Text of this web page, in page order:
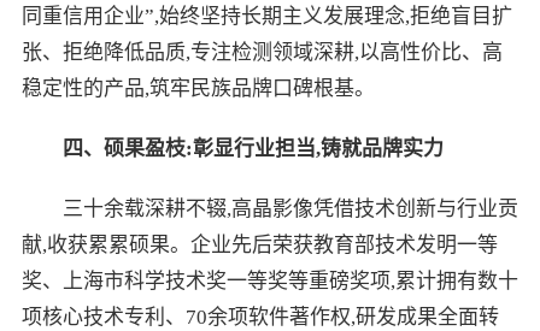
同重信用企业”,始终坚持长期主义发展理念,拒绝盲目扩
张、拒绝降低品质,专注检测领域深耕,以高性价比、高
稳定性的产品,筑牢民族品牌口碑根基。
四、硕果盈枝:彰显行业担当,铸就品牌实力
三十余载深耕不辍,高晶影像凭借技术创新与行业贡
献,收获累累硕果。企业先后荣获教育部技术发明一等
奖、上海市科学技术奖一等奖等重磅奖项,累计拥有数十
项核心技术专利、70余项软件著作权,研发成果全面转